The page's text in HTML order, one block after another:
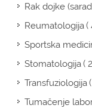
Rak dojke
Reumatologija(
Sportska
Stomatologija(
Transfuziologija
Tumačenje